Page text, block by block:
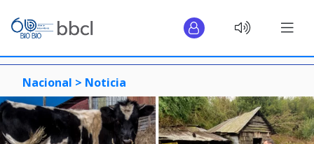
Nacional > Noticia